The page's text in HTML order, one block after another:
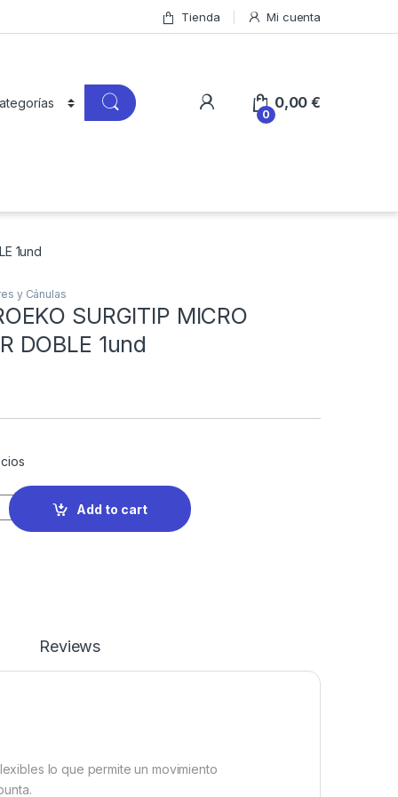
Tienda Mi cuenta
0
0,00€
1und
y Cánulas
SURGITIP MICRO
DOBLE 1und
Add to cart
Reviews
lo que permite un movimiento